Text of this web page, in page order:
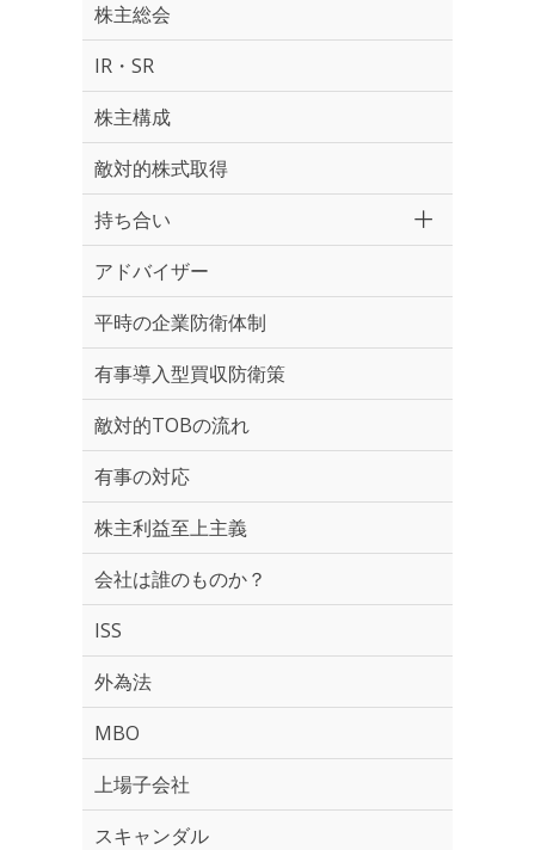
株主総会
IR・SR
株主構成
敵対的株式取得
持ち合い
アドバイザー
平時の企業防衛体制
有事導入型買収防衛策
敵対的TOBの流れ
有事の対応
株主利益至上主義
会社は誰のものか？
ISS
外為法
MBO
上場子会社
スキャンダル